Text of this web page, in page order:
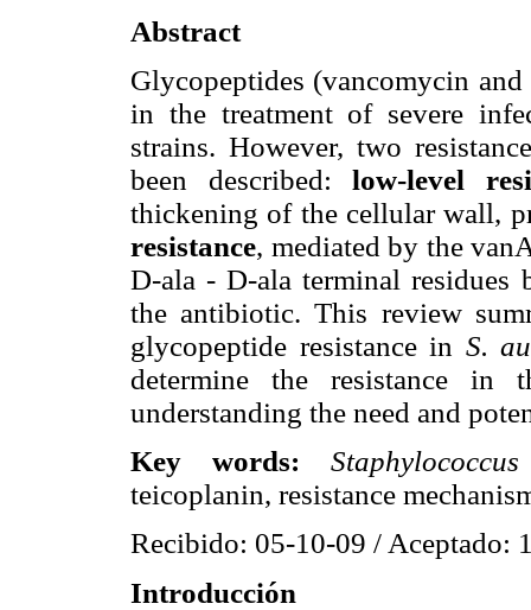
Abstract
Glycopeptides (vancomycin
in the treatment of severe
strains. However, two
been described:low-level
thickening of the cellular wall,
resistance, mediated by the
D-ala - D-ala terminal
the antibiotic. This review
glycopeptide resistance in S.
determine the resistance in
understanding the need and
Key words:
teicoplanin, resistance
Recibido: 05-10-09 / Aceptado:
Introducción